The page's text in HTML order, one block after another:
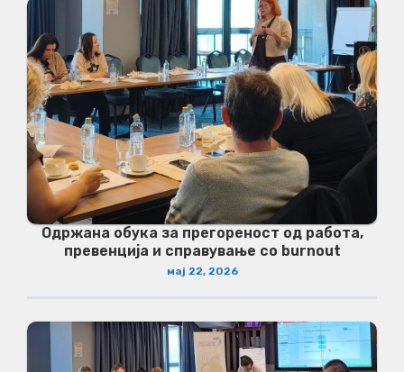
Одржана обука за прегореност од работа,
превенција и справување со burnout
мај 22, 2026